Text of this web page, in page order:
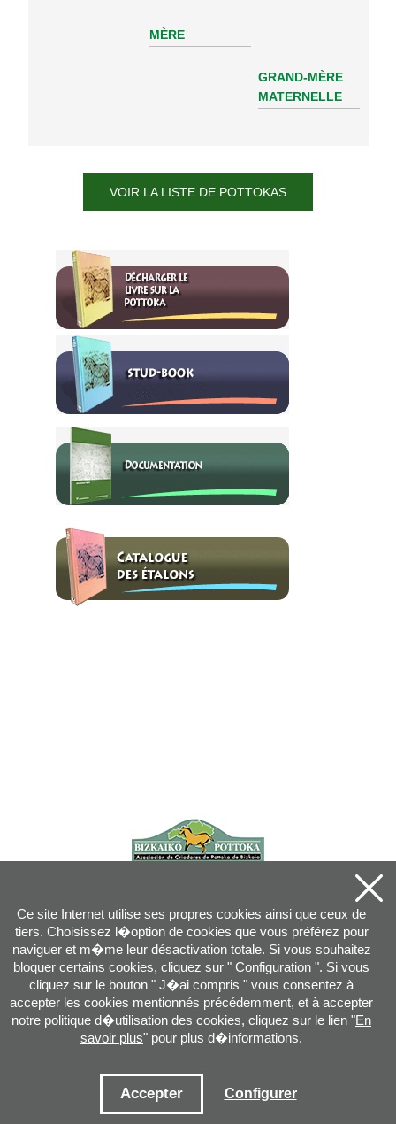
MÈRE
GRAND-MÈRE
MATERNELLE
VOIR LA LISTE DE POTTOKAS
info@pottoka.info
Conditions d'Utilisation-Politique de Privacité-Politique des Cookies
Ce site Internet utilise ses propres cookies ainsi que ceux de
tiers. Choisissez l�option de cookies que vous préférez pour
naviguer et m�me leur désactivation totale. Si vous souhaitez
bloquer certains cookies, cliquez sur " Configuration ". Si vous
cliquez sur le bouton " J�ai compris " vous consentez à
accepter les cookies mentionnés précédemment, et à accepter
notre politique d�utilisation des cookies, cliquez sur le lien "En
savoir plus" pour plus d�informations.
Accepter Configurer